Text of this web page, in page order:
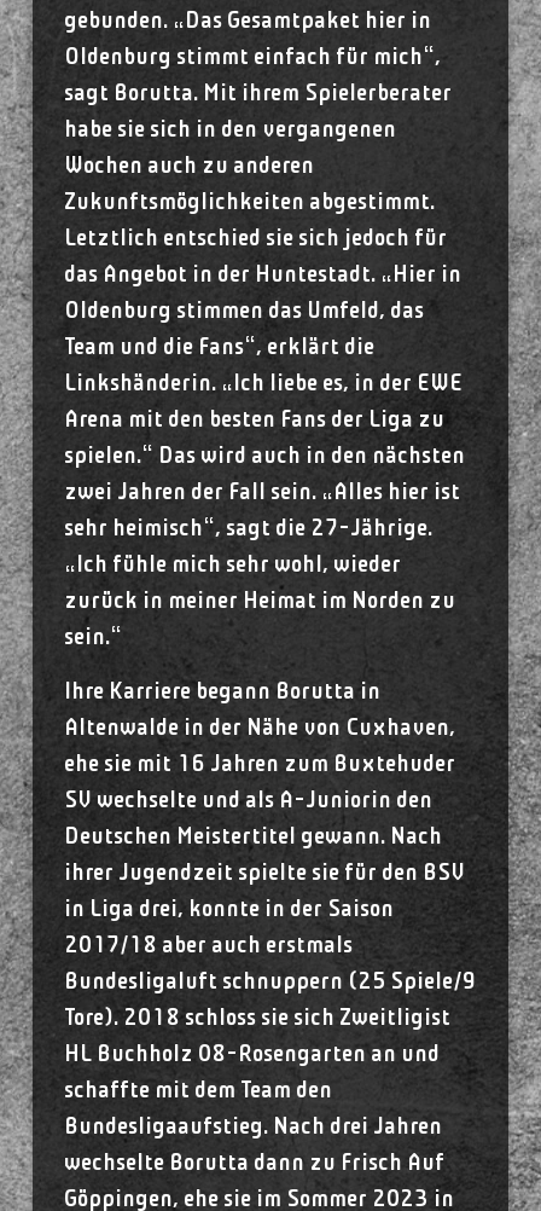
gebunden. „Das Gesamtpaket hier in
Oldenburg stimmt einfach für mich“,
sagt Borutta. Mit ihrem Spielerberater
habe sie sich in den vergangenen
Wochen auch zu anderen
Zukunftsmöglichkeiten abgestimmt.
Letztlich entschied sie sich jedoch für
das Angebot in der Huntestadt. „Hier in
Oldenburg stimmen das Umfeld, das
Team und die Fans“, erklärt die
Linkshänderin. „Ich liebe es, in der EWE
Arena mit den besten Fans der Liga zu
spielen.“ Das wird auch in den nächsten
zwei Jahren der Fall sein. „Alles hier ist
sehr heimisch“, sagt die 27-Jährige.
„Ich fühle mich sehr wohl, wieder
zurück in meiner Heimat im Norden zu
sein.“
Ihre Karriere begann Borutta in
Altenwalde in der Nähe von Cuxhaven,
ehe sie mit 16 Jahren zum Buxtehuder
SV wechselte und als A-Juniorin den
Deutschen Meistertitel gewann. Nach
ihrer Jugendzeit spielte sie für den BSV
in Liga drei, konnte in der Saison
2017/18 aber auch erstmals
Bundesligaluft schnuppern (25 Spiele/9
Tore). 2018 schloss sie sich Zweitligist
HL Buchholz 08-Rosengarten an und
schaffte mit dem Team den
Bundesligaaufstieg. Nach drei Jahren
wechselte Borutta dann zu Frisch Auf
Göppingen, ehe sie im Sommer 2023 in